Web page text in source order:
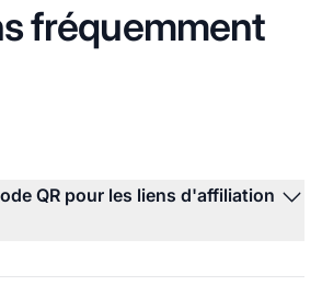
fréquemment
QR pour les liens d'affiliation